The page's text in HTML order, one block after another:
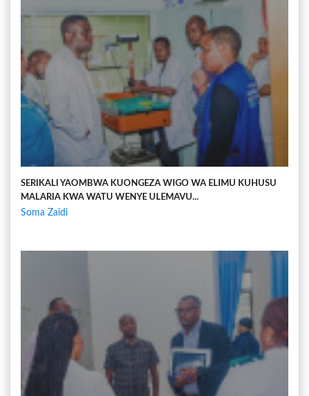
SERIKALI YAOMBWA KUONGEZA WIGO WA ELIMU KUHUSU
MALARIA KWA WATU WENYE ULEMAVU...
Soma Zaidi